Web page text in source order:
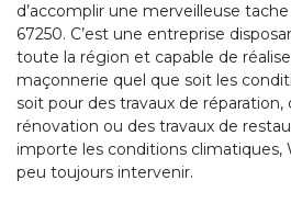
d’accomplir une merveilleuse
67250. C’est une entreprise
toute la région et capable de
maçonnerie quel que soit les
soit pour des travaux de réparation,
rénovation ou des travaux de
importe les conditions
peu toujours intervenir.